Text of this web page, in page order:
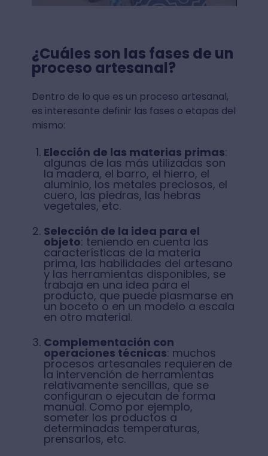
¿Cuáles son las fases de un
proceso artesanal?
Dentro de lo que es un proceso artesanal,
es interesante definir las fases o etapas del
mismo:
Elección de las materias primas:
algunas de las más utilizadas son
la madera, el barro, el hierro, el
aluminio, los metales preciosos, el
cuero, las piedras, las hebras
vegetales, etc.
Selección de la idea para el
objeto: teniendo en cuenta las
características de la materia
prima, las habilidades del artesano
y las herramientas disponibles, se
trabaja en una idea para el
producto, que puede plasmarse en
un boceto o en un modelo a escala
en otro material.
Complementación con
operaciones técnicas: muchos
procesos artesanales requieren de
la intervención de herramientas
relativamente sencillas, que se
configuran o ejecutan de forma
manual. Como por ejemplo,
someter los productos a
determinadas temperaturas,
prensarlos, etc.